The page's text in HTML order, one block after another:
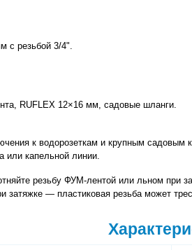
с резьбой 3/4".
RUFLEX 12×16 мм, садовые шланги.
или капельной линии.
резьбу ФУМ-лентой или льном при
затяжке — пластиковая резьба может